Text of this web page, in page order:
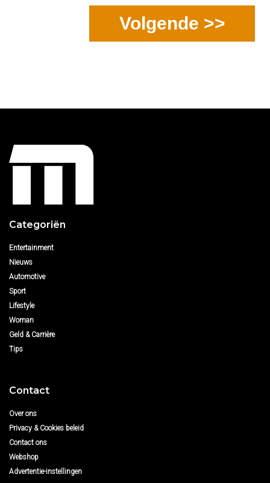
Volgende >>
Categoriën
Entertainment
Nieuws
Automotive
Sport
Lifestyle
Woman
Geld & Carrière
Tips
Contact
Over ons
Privacy & Cookies beleid
Contact ons
Webshop
Advertentie-instellingen